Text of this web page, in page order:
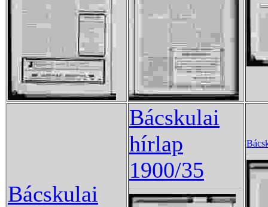
Bácskulai
Bácskulai
hírlap
1900/35